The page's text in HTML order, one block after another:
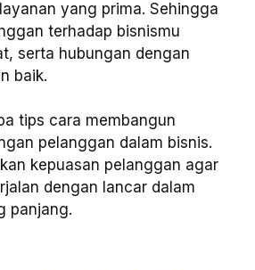
yang prima. Sehingga
terhadap bisnismu
serta hubungan dengan
baik.
tips cara membangun
pelanggan dalam bisnis.
kepuasan pelanggan agar
dengan lancar dalam
panjang.